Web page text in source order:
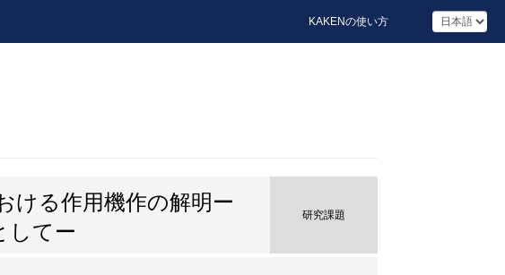
KAKENの使い方
ける作用機作の解明ー
してー
研究課題